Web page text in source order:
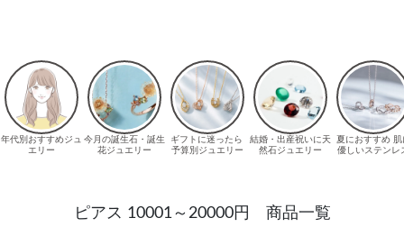
ピアス 10001～20000円 商品一覧